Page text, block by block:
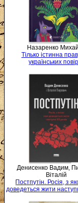
Назаренко
Тілько істинна
українських
Денисенко Вадим,
Віталій
Постпутін. Росія, з
доведеться жити